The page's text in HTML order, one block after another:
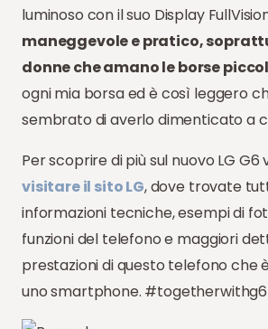
luminoso con il suo Display
maneggevole e pratico,
donne che amano le borse
ogni mia borsa ed è così leggero
sembrato di averlo dimenticato a
Per scoprire di più sul nuovo LG G6
visitare il sito LG, dove trovate
informazioni tecniche, esempi di
funzioni del telefono e maggiori
prestazioni di questo telefono che
uno smartphone. #togetherwithg6